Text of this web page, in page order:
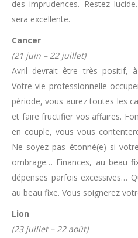
des imprudences. Restez
sera excellente.
Cancer
(21 juin – 22 juillet)
Avril devrait être très positif,
Votre vie professionnelle
période, vous aurez toutes les
et faire fructifier vos affaires.
en couple, vous vous
Ne soyez pas étonné(e) si
ombrage… Finances, au beau
dépenses parfois excessives…
au beau fixe. Vous soignerez
Lion
(23 juillet – 22 août)